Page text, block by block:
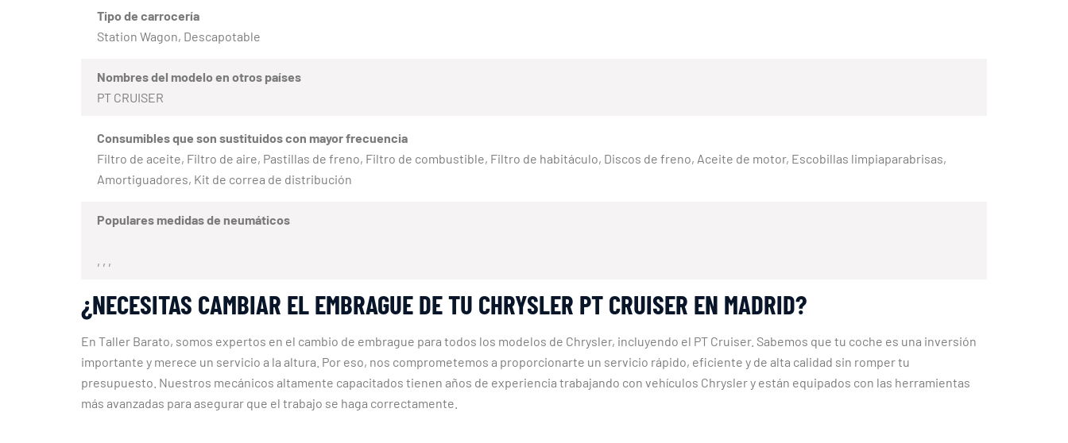
Tipo de carrocería
Station Wagon, Descapotable
Nombres del modelo en otros países
PT CRUISER
Consumibles que son sustituidos con mayor frecuencia
Filtro de aceite, Filtro de aire, Pastillas de freno, Filtro de combustible, Filtro de habitáculo, Discos de freno, Aceite de motor, Escobillas limpiaparabrisas,
Amortiguadores, Kit de correa de distribución
Populares medidas de neumáticos
, , ,
¿NECESITAS CAMBIAR EL EMBRAGUE DE TU CHRYSLER PT CRUISER EN MADRID?
En Taller Barato, somos expertos en el cambio de embrague para todos los modelos de Chrysler, incluyendo el PT Cruiser. Sabemos que tu coche es una inversión
importante y merece un servicio a la altura. Por eso, nos comprometemos a proporcionarte un servicio rápido, eficiente y de alta calidad sin romper tu
presupuesto. Nuestros mecánicos altamente capacitados tienen años de experiencia trabajando con vehículos Chrysler y están equipados con las herramientas
más avanzadas para asegurar que el trabajo se haga correctamente.